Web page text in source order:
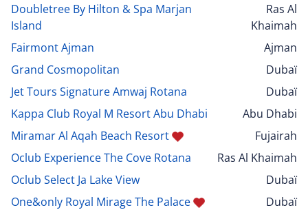
Doubletree By Hilton & Spa Marjan
Island
Ras Al
Khaimah
Fairmont Ajman
Ajman
Grand Cosmopolitan
Dubaï
Jet Tours Signature Amwaj Rotana
Dubaï
Kappa Club Royal M Resort Abu Dhabi
Abu Dhabi
Miramar Al Aqah Beach Resort
Fujairah
Oclub Experience The Cove Rotana
Ras Al Khaimah
Oclub Select Ja Lake View
Dubaï
One&only Royal Mirage The Palace
Dubaï